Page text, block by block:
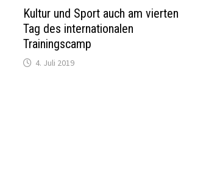
Kultur und Sport auch am vierten
Tag des internationalen
Trainingscamp
4. Juli 2019